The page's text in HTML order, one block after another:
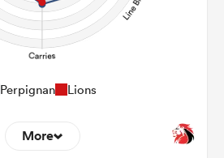
Perpignan Lions
More